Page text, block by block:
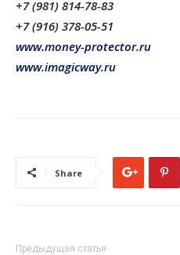
+7 (981) 814-78-83
+7 (916) 378-05-51
www.money-protector.ru
www.imagicway.ru
Share
Предыдущая статья